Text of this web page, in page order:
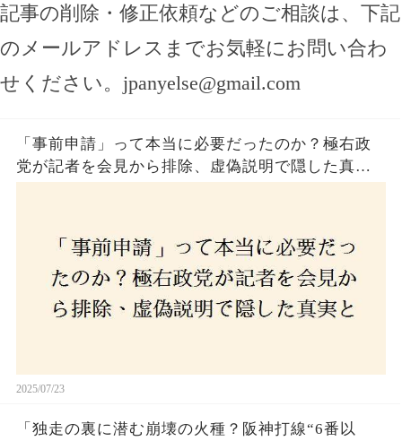
記事の削除・修正依頼などのご相談は、下記
のメールアドレスまでお気軽にお問い合わ
せください。 jpanyelse@gmail.com
「事前申請」って本当に必要だったのか？極右政
党が記者を会見から排除、虚偽説明で隠した真実
2025/07/23
「独走の裏に潜む崩壊の火種？阪神打線“6番以